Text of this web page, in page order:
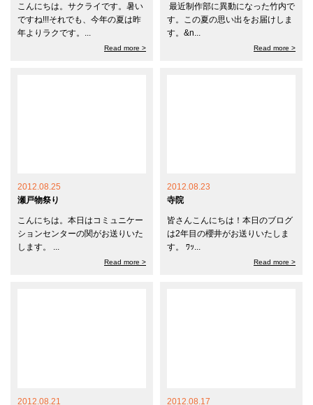
こんにちは。サクライです。暑い
ですね!!!それでも、今年の夏は昨
年よりラクです。...
Read more >
最近制作部に異動になった竹内で
す。この夏の思い出をお届けしま
す。&n...
Read more >
2012.08.25
瀬戸物祭り
こんにちは。本日はコミュニケー
ションセンターの関がお送りいた
します。 ...
Read more >
2012.08.23
寺院
皆さんこんにちは！本日のブログ
は2年目の櫻井がお送りいたしま
す。 ﾜｯ...
Read more >
2012.08.21
2012.08.17